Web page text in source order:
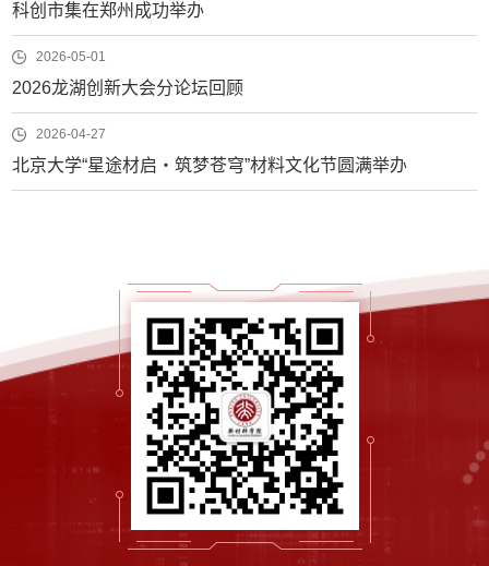
科创市集在郑州成功举办
2026-05-01
2026龙湖创新大会分论坛回顾
2026-04-27
北京大学“星途材启・筑梦苍穹”材料文化节圆满举办